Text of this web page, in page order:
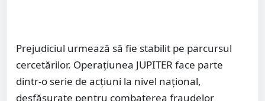
Prejudiciul urmează să fie stabilit pe parcursul
cercetărilor. Operațiunea JUPITER face parte
dintr-o serie de acțiuni la nivel național,
desfășurate pentru combaterea fraudelor